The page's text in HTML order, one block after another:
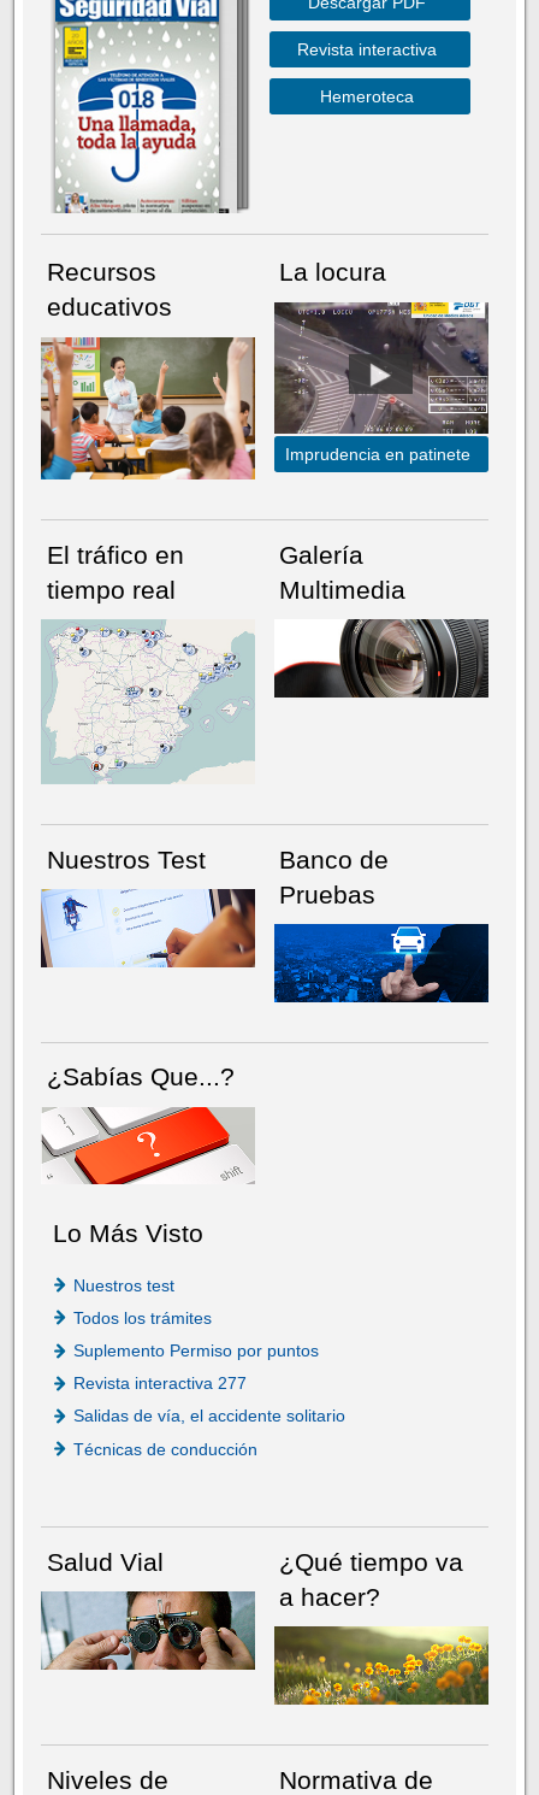
NÚMERO ACTUALHEMEROTECA
Revista interactiva
Hemeroteca
Recursos
educativos
La locura
Imprudencia en patinete
El tráfico en
tiempo real
Galería
Multimedia
Nuestros Test
Banco de
Pruebas
¿Sabías Que...?
Lo Más Visto
Nuestros test
Todos los trámites
Suplemento Permiso por puntos
Revista interactiva 277
Salidas de vía, el accidente solitario
Técnicas de conducción
Salud Vial
¿Qué tiempo va
a hacer?
Niveles de
Normativa de